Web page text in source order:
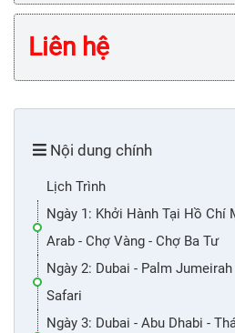
Liên hệ
Nội dung chính
Lịch Trình
Ngày 1: Khởi Hành Tại Hồ Chí
Arab - Chợ Vàng - Chợ Ba Tư
Ngày 2: Dubai - Palm
Safari
Ngày 3: Dubai - Abu Dhabi -